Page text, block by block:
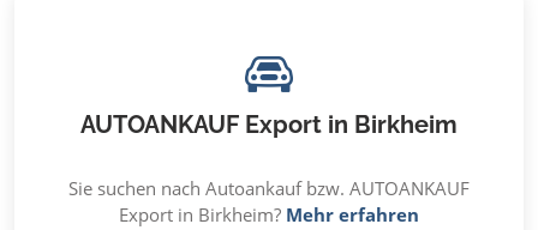
AUTOANKAUF Export in Birkheim
Sie suchen nach Autoankauf bzw. AUTOANKAUF
Export in Birkheim? Mehr erfahren